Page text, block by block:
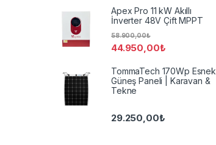
Apex Pro 11 kW Akıllı
İnverter 48V Çift MPPT
44.950,00₺
58.900,00₺
TommaTech 170Wp Esnek
Güneş Paneli | Karavan &
Tekne
29.250,00₺